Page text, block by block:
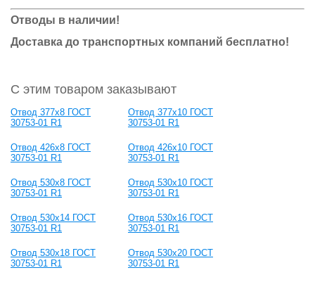
Отводы в наличии!
Доставка до транспортных компаний бесплатно!
С этим товаром заказывают
Отвод 377x8 ГОСТ
30753-01 R1
Отвод 377x10 ГОСТ
30753-01 R1
Отвод 426x8 ГОСТ
30753-01 R1
Отвод 426x10 ГОСТ
30753-01 R1
Отвод 530x8 ГОСТ
30753-01 R1
Отвод 530х10 ГОСТ
30753-01 R1
Отвод 530x14 ГОСТ
30753-01 R1
Отвод 530x16 ГОСТ
30753-01 R1
Отвод 530x18 ГОСТ
30753-01 R1
Отвод 530x20 ГОСТ
30753-01 R1